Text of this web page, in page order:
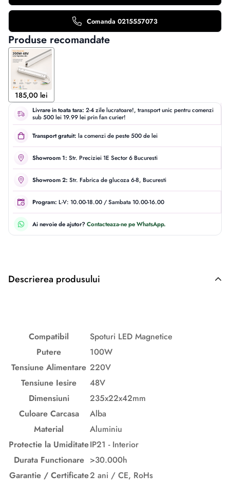
Comanda 0215557073
Produse recomandate
185,00 lei
Livrare in toata tara: 2-4 zile lucratoare!, transport unic pentru comenzi
sub 500 lei 19.99 lei prin fan curier!
Transport gratuit: la comenzi de peste 500 de lei
Showroom 1: Str. Preciziei 1E Sector 6 Bucuresti
Showroom 2: Str. Fabrica de glucoza 6-8, Bucuresti
Program: L-V: 10.00-18.00 / Sambata 10.00-16.00
Ai nevoie de ajutor?Contacteaza-ne pe WhatsApp.
Descrierea produsului
Compatibil
Spoturi LED Magnetice
Putere
100W
Tensiune Alimentare 220V
Tensiune Iesire
48V
Dimensiuni
235x22x42mm
Culoare Carcasa
Alba
Material
Aluminiu
Protectie la UmiditateIP21 - Interior
Durata Functionare >30.000h
Garantie / Certificate2 ani / CE, RoHs